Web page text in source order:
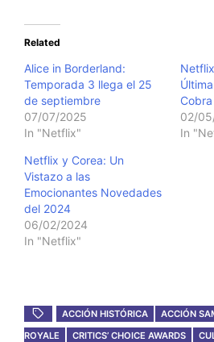
Related
Alice in Borderland:
Temporada 3 llega el 25
de septiembre
07/07/2025
In "Netflix"
02/
In
Netflix y Corea: Un
Vistazo a las
Emocionantes Novedades
del 2024
06/02/2024
In "Netflix"
ACCIÓN HISTÓRICA ACCIÓN
ROYALE
CRITICS’ CHOICE AWARDS